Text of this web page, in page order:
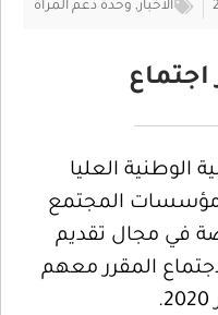
الأخبار, وحدة دعم المرأة
الوطنية العليا
مؤسسات المجتمع
في مجال تقديم
المقرر معهم